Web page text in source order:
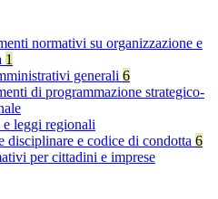
normativi su organizzazione e
1
generali 6
di programmazione strategico-
e leggi regionali
disciplinare e codice di condotta 6
per cittadini e imprese